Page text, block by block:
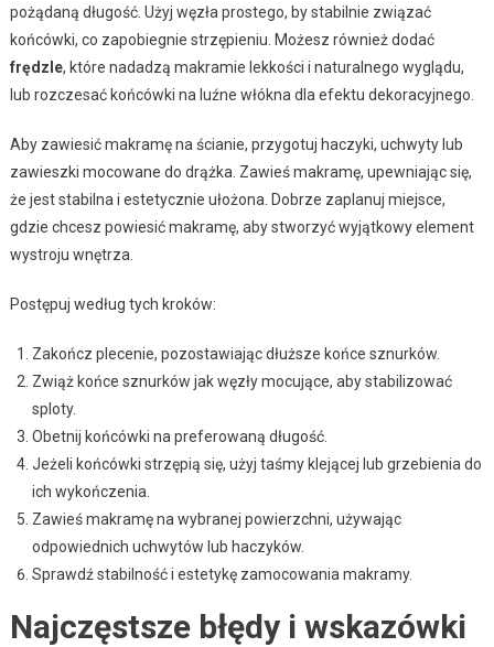
pożądaną długość. Użyj węzła prostego, by stabilnie związać
końcówki, co zapobiegnie strzępieniu. Możesz również dodać
frędzle, które nadadzą makramie lekkości i naturalnego wyglądu,
lub rozczesać końcówki na luźne włókna dla efektu dekoracyjnego.
Aby zawiesić makramę na ścianie, przygotuj haczyki, uchwyty lub
zawieszki mocowane do drążka. Zawieś makramę, upewniając się,
że jest stabilna i estetycznie ułożona. Dobrze zaplanuj miejsce,
gdzie chcesz powiesić makramę, aby stworzyć wyjątkowy element
wystroju wnętrza.
Postępuj według tych kroków:
Zakończ plecenie, pozostawiając dłuższe końce sznurków.
Zwiąż końce sznurków jak węzły mocujące, aby stabilizować
sploty.
Obetnij końcówki na preferowaną długość.
Jeżeli końcówki strzępią się, użyj taśmy klejącej lub grzebienia do
ich wykończenia.
Zawieś makramę na wybranej powierzchni, używając
odpowiednich uchwytów lub haczyków.
Sprawdź stabilność i estetykę zamocowania makramy.
Najczęstsze błędy i wskazówki